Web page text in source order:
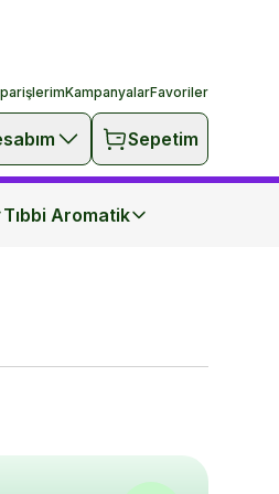
KampanyalarFavoriler
Sepetim
Tıbbi Aromatik